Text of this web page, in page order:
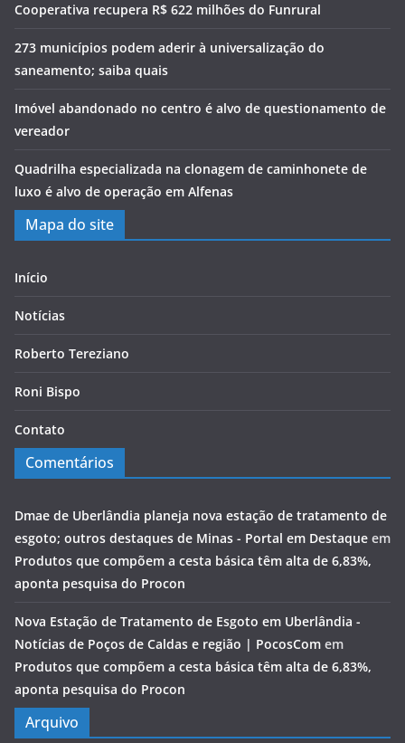
Cooperativa recupera R$ 622 milhões do Funrural
273 municípios podem aderir à universalização do
saneamento; saiba quais
Imóvel abandonado no centro é alvo de questionamento de
vereador
Quadrilha especializada na clonagem de caminhonete de
luxo é alvo de operação em Alfenas
Mapa do site
Início
Notícias
Roberto Tereziano
Roni Bispo
Contato
Comentários
Dmae de Uberlândia planeja nova estação de tratamento de
esgoto; outros destaques de Minas - Portal em Destaque em
Produtos que compõem a cesta básica têm alta de 6,83%,
aponta pesquisa do Procon
Nova Estação de Tratamento de Esgoto em Uberlândia -
Notícias de Poços de Caldas e região | PocosCom em
Produtos que compõem a cesta básica têm alta de 6,83%,
aponta pesquisa do Procon
Arquivo